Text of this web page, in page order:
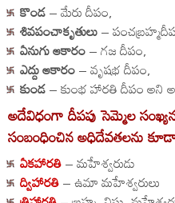
కొండ– మేరు దీపం,
శివపంచాకృతులు–
ఏనుగు ఆకారం– గజ దీపం,
ఎద్దు ఆకారం– వృషభ దీపం,
కుండ– కుంభ హారతి దీపం అని
అదేవిధంగా దీపపు సెమ్మెల
సంబంధించిన అధిదేవతలను
ఏకహారతి– మహేశ్వరుడు
ద్విహారతి– ఉమా మహేశ్వరులు